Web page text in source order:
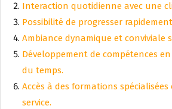
Interaction quotidienne avec une
Possibilité de progresser
Ambiance dynamique et conviviale
Développement de compétences
du temps.
Accès à des formations
service.